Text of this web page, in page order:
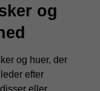
og
og huer, der
efter
eller